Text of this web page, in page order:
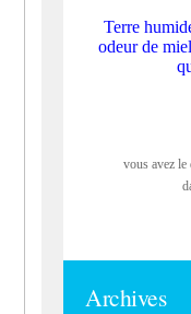
Terre
odeur de
vous avez le
Archives